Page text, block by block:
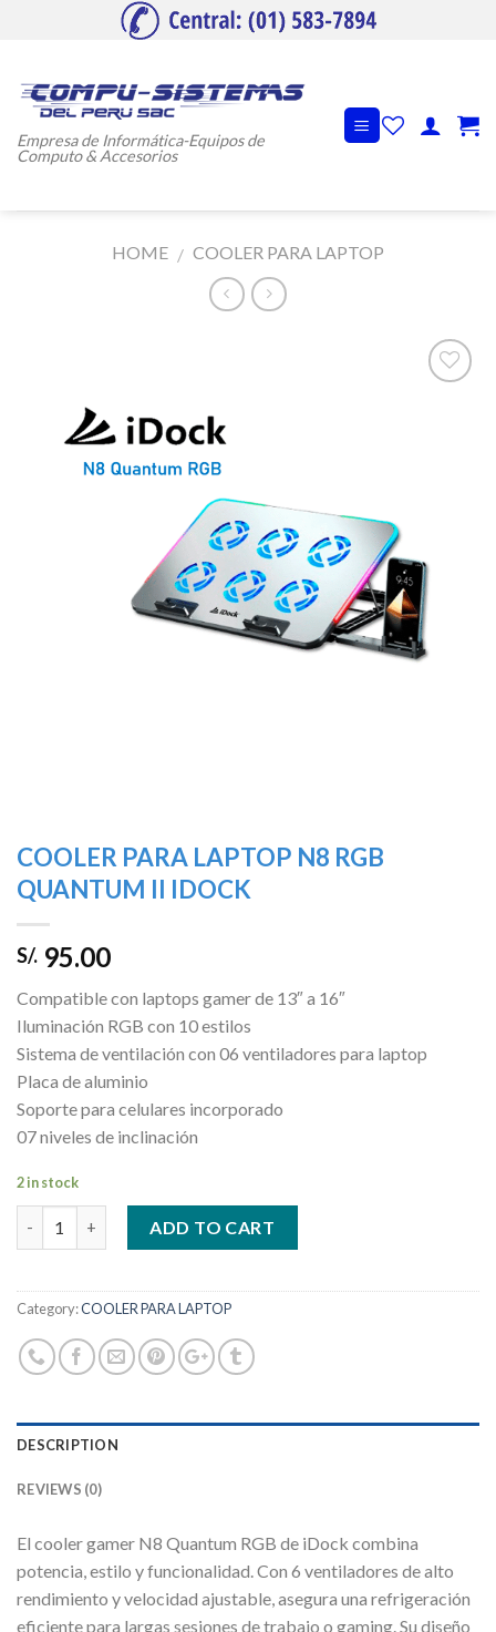
Empresa de Informática-Equipos de
Computo & Accesorios
HOME / COOLER PARA LAPTOP
COOLER PARA LAPTOP N8 RGB
QUANTUM II IDOCK
S/. 95.00
Compatible con laptops gamer de 13″ a 16″
Iluminación RGB con 10 estilos
Sistema de ventilación con 06 ventiladores para laptop
Placa de aluminio
Soporte para celulares incorporado
07 niveles de inclinación
2 in stock
ADD TO CART
Category:COOLER PARA LAPTOP
DESCRIPTION
REVIEWS (0)
El cooler gamer N8 Quantum RGB de iDock combina
potencia, estilo y funcionalidad. Con 6 ventiladores de alto
rendimiento y velocidad ajustable, asegura una refrigeración
eficiente para largas sesiones de trabajo o gaming. Su diseño